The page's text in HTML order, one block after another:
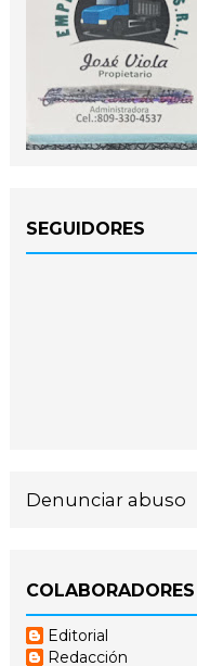
SEGUIDORES
Denunciar abuso
COLABORADORES
Editorial
Redacción